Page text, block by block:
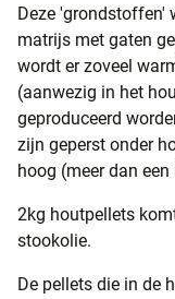
Deze 'grondstoffen'
matrijs met gaten
wordt er zoveel
(aanwezig in het
geproduceerd
zijn geperst onder
hoog (meer dan
2kg houtpellets
stookolie.
De pellets die in de